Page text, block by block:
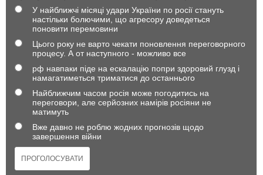
У найближчі місяці удари України по росії стануть
настільки болючими, що агресору доведеться
поновити перемовини
Цього року не варто чекати поновлення переговорного
процесу. А от наступного - можливо все
рф навпаки піде на ескалацію попри здоровий глузд і
намагатиметься триматися до останнього
Найближчим часом росія може погодитись на
переговори, але серйозних намірів росіяни не
матимуть
Вже давно не роблю жодних прогнозів щодо
завершення війни